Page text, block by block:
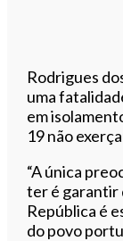
Rodrigues
uma
em
19 não
“A única
ter é garantir
República é
do povo